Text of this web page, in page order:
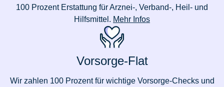
100 Prozent Erstattung für Arznei-, Verband-, Heil- und
Hilfsmittel. Mehr Infos
Vorsorge-Flat
Wir zahlen 100 Prozent für wichtige Vorsorge-Checks und